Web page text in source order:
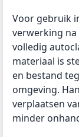
Voor gebruik
verwerking na
volledig
materiaal is
en bestand
omgeving.
verplaatsen
minder